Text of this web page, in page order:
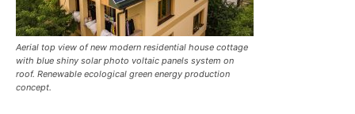
Aerial top view of new modern residential house cottage
with blue shiny solar photo voltaic panels system on
roof. Renewable ecological green energy production
concept.